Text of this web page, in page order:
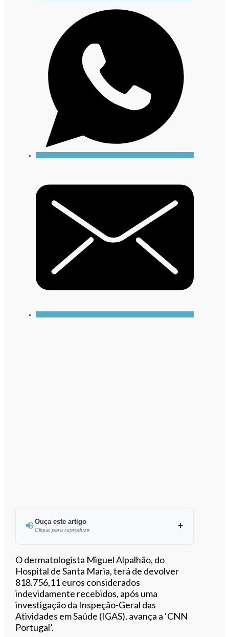
Ouça este artigo
Clique para reproduzir
Ouvir este artigo
O dermatologista Miguel Alpalhão, do
Hospital de Santa Maria, terá de devolver
818.756,11 euros considerados
indevidamente recebidos, após uma
investigação da Inspeção-Geral das
Atividades em Saúde (IGAS), avança a ‘CNN
Portugal’.